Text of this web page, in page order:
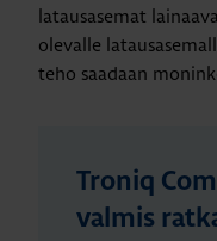
latausasemat
olevalle
teho saadaan
Troniq
valmis